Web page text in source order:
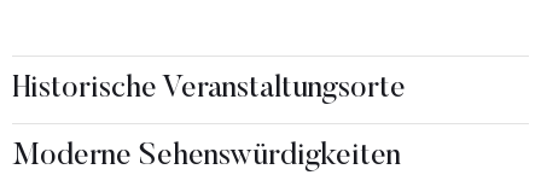
Historische Veranstaltungsorte
Moderne Sehenswürdigkeiten